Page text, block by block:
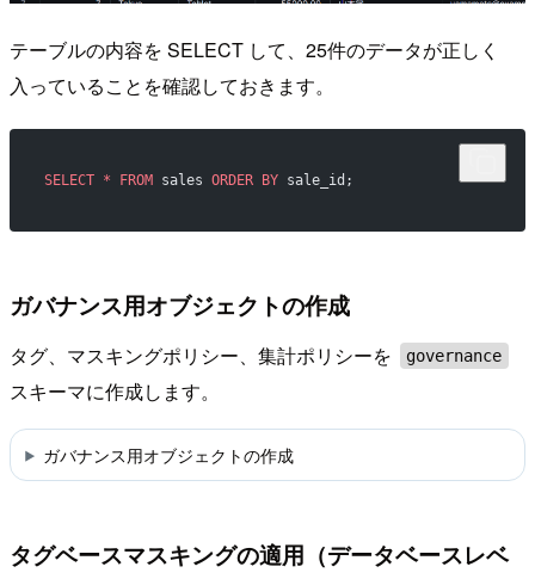
テーブルの内容を SELECT して、25件のデータが正しく
入っていることを確認しておきます。
SELECT * FROM sales ORDER BY sale_id;
ガバナンス用オブジェクトの作成
タグ、マスキングポリシー、集計ポリシーを governance
スキーマに作成します。
ガバナンス用オブジェクトの作成
タグベースマスキングの適用（データベースレベ